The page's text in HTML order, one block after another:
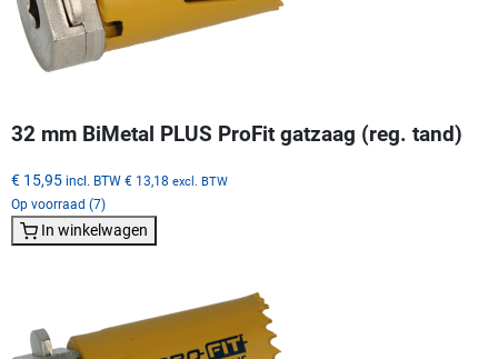
32 mm BiMetal PLUS ProFit gatzaag (reg. tand)
€ 15,95 incl. BTW € 13,18 excl. BTW
Op voorraad (7)
In winkelwagen